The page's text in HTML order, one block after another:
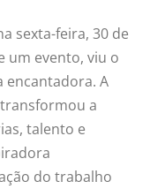
sexta-feira, 30 de
um evento, viu o
encantadora. A
transformou a
talento e
do trabalho